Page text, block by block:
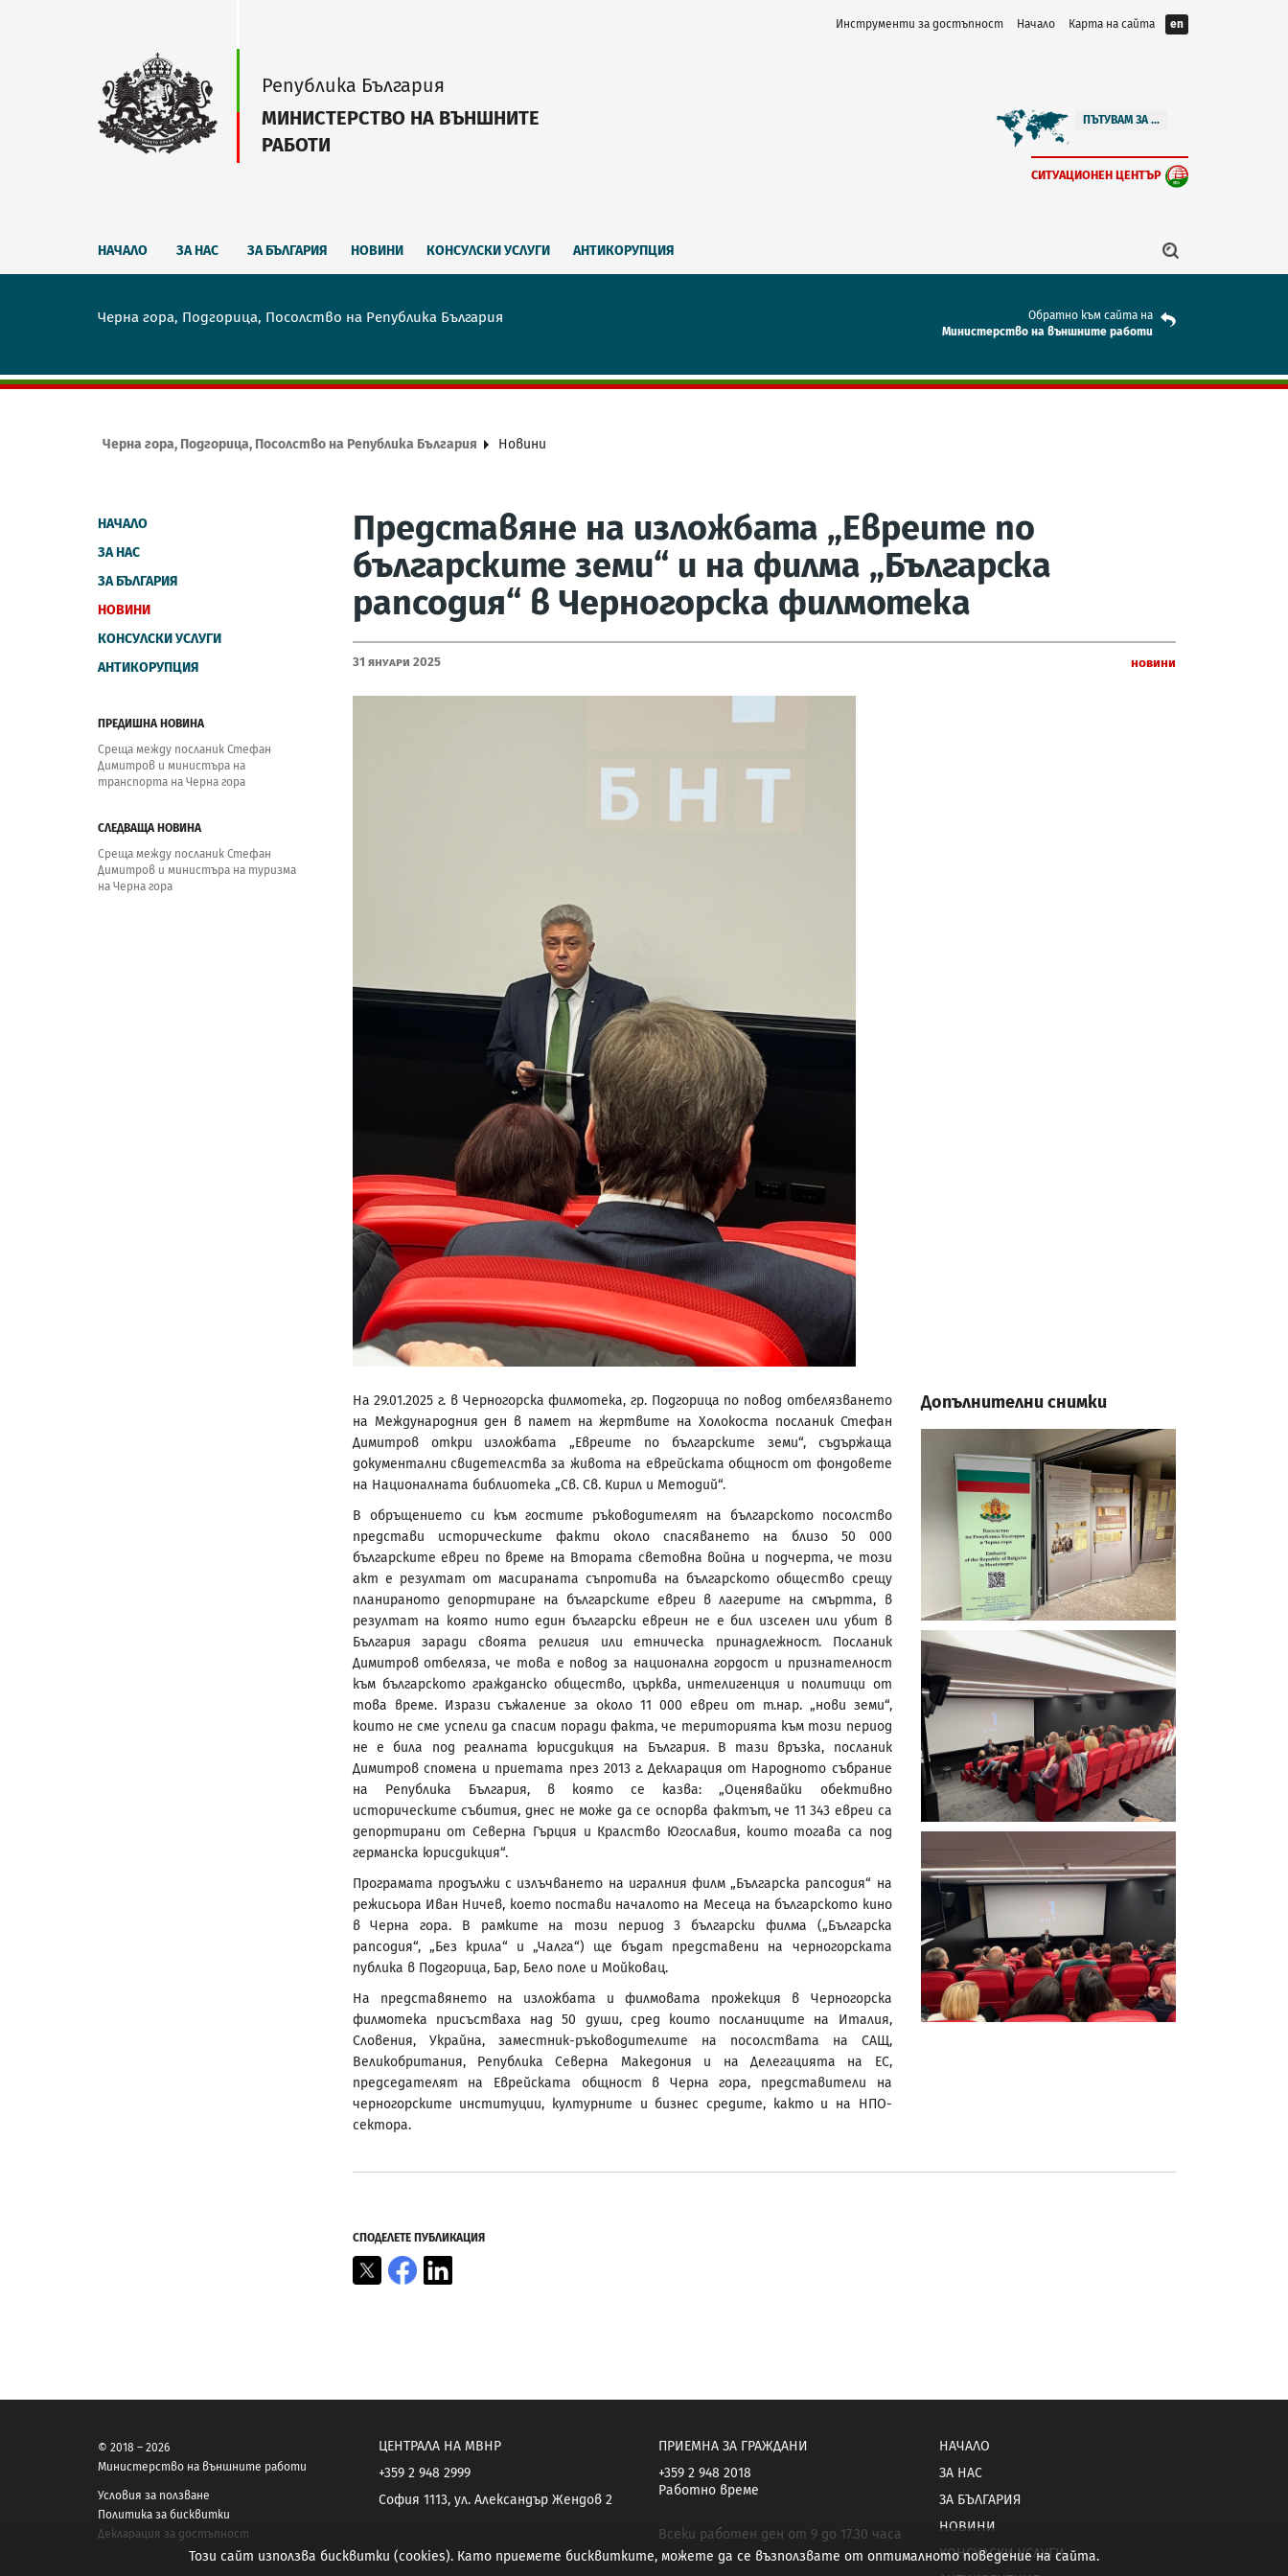
Инструменти за достъпност Начало Карта на сайта en
Република България
МИНИСТЕРСТВО НА ВЪНШНИТЕ
РАБОТИ
ПЪТУВАМ ЗА ...
СИТУАЦИОНЕН ЦЕНТЪР
НАЧАЛО ЗА НАС ЗА БЪЛГАРИЯ НОВИНИ КОНСУЛСКИ УСЛУГИ АНТИКОРУПЦИЯ
Черна гора, Подгорица, Посолство на Република България
Обратно към сайта на
Mинистерство на външните работи
Черна гора, Подгорица, Посолство на Република България Новини
НАЧАЛО
ЗА НАС
ЗА БЪЛГАРИЯ
НОВИНИ
КОНСУЛСКИ УСЛУГИ
АНТИКОРУПЦИЯ
ПРЕДИШНА НОВИНА
Среща между посланик Стефан
Димитров и министъра на
транспорта на Черна гора
СЛЕДВАЩА НОВИНА
Среща между посланик Стефан
Димитров и министъра на туризма
на Черна гора
Представяне на изложбата „Евреите по
българските земи“ и на филма „Българска
рапсодия“ в Черногорска филмотека
31 Януари 2025 Новини
На 29.01.2025 г. в Черногорска филмотека, гр. Подгорица по повод отбелязването
на Международния ден в памет на жертвите на Холокоста посланик Стефан
Димитров откри изложбата „Евреите по българските земи“, съдържаща
документални свидетелства за живота на еврейската общност от фондовете
на Националната библиотека „Св. Св. Кирил и Методий“.
В обръщението си към гостите ръководителят на българското посолство
представи историческите факти около спасяването на близо 50 000
българските евреи по време на Втората световна война и подчерта, че този
акт е резултат от масираната съпротива на българското общество срещу
планираното депортиране на българските евреи в лагерите на смъртта, в
резултат на която нито един български евреин не е бил изселен или убит в
България заради своята религия или етническа принадлежност. Посланик
Димитров отбеляза, че това е повод за национална гордост и признателност
към българското гражданско общество, църква, интелигенция и политици от
това време. Изрази съжаление за около 11 000 евреи от т.нар. „нови земи“,
които не сме успели да спасим поради факта, че територията към този период
не е била под реалната юрисдикция на България. В тази връзка, посланик
Димитров спомена и приетата през 2013 г. Декларация от Народното събрание
на Република България, в която се казва: „Оценявайки обективно
историческите събития, днес не може да се оспорва фактът, че 11 343 евреи са
депортирани от Северна Гърция и Кралство Югославия, които тогава са под
германска юрисдикция“.
Програмата продължи с излъчването на игралния филм „Българска рапсодия“ на
режисьора Иван Ничев, което постави началото на Месеца на българското кино
в Черна гора. В рамките на този период 3 български филма („Българска
рапсодия“, „Без крила“ и „Чалга“) ще бъдат представени на черногорската
публика в Подгорица, Бар, Бело поле и Мойковац.
На представянето на изложбата и филмовата прожекция в Черногорска
филмотека присъстваха над 50 души, сред които посланиците на Италия,
Словения, Украйна, заместник-ръководителите на посолствата на САЩ,
Великобритания, Република Северна Македония и на Делегацията на ЕС,
председателят на Еврейската общност в Черна гора, представители на
черногорските институции, културните и бизнес средите, както и на НПО-
сектора.
Допълнителни снимки
СПОДЕЛЕТЕ ПУБЛИКАЦИЯ
X Facebook
© 2018 – 2026
Министерство на външните работи
Условия за ползване
Политика за бисквитки
Декларация за достъпност
ЦЕНТРАЛА НА МВНР
+359 2 948 2999
София 1113, ул. Александър Жендов 2
ПРИЕМНА ЗА ГРАЖДАНИ
+359 2 948 2018
Работно време
Всеки работен ден от 9 до 17.30 часа
НАЧАЛО
ЗА НАС
ЗА БЪЛГАРИЯ
НОВИНИ
КОНСУЛСКИ УСЛУГИ
Този сайт използва бисквитки (cookies). Като приемете бисквитките, можете да се възползвате от оптималното поведение на сайта.